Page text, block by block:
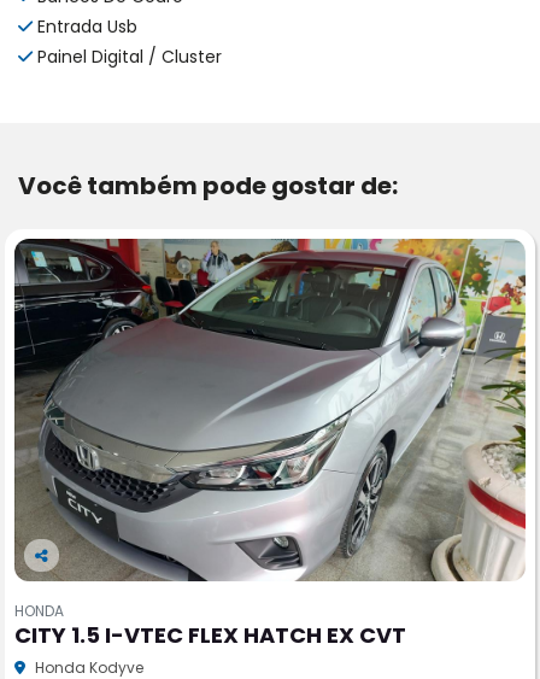
Entrada Usb
Painel Digital / Cluster
Você também pode gostar de:
Co
pa
rtil
he
HONDA
CITY 1.5 I-VTEC FLEX HATCH EX CVT
Honda Kodyve